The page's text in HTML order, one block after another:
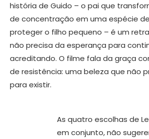
história de Guido – o pai que
de concentração em uma espécie
proteger o filho pequeno – é um
não precisa da esperança para
acreditando. O filme fala da graça
de resistência: uma beleza que não
para existir.
As quatro escolhas de
em conjunto, não